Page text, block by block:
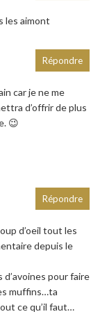
les aimont
car je ne me
d’offrir de plus
😉
Répondre
d’oeil tout les
depuis le
pour faire
muffins…ta
ce qu’il faut…
Répondre